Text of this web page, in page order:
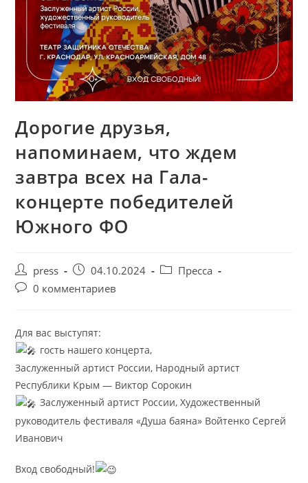
Дорогие друзья,
напоминаем, что ждем
завтра всех на Гала-
концерте победителей
Южного ФО
press 04.10.2024
Пресса
0 комментариев
Для вас выступят:
гость нашего концерта,
Заслуженный артист России, Народный артист
Республики Крым — Виктор Сорокин
Заслуженный артист России, Художественный
руководитель фестиваля «Душа баяна» Войтенко Сергей
Иванович
Вход свободный!